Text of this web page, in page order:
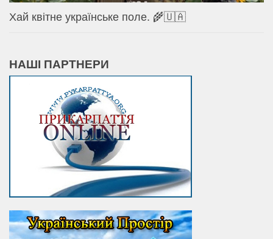
Хай квітне українське поле. 🌾🇺🇦
НАШІ ПАРТНЕРИ